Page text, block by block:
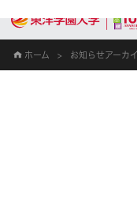
ホーム お知らせアーカ